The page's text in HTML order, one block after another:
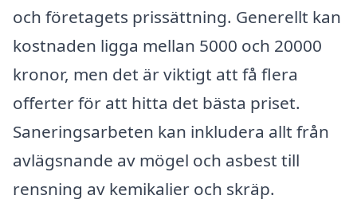
och företagets prissättning. Generellt kan
kostnaden ligga mellan 5000 och 20000
kronor, men det är viktigt att få flera
offerter för att hitta det bästa priset.
Saneringsarbeten kan inkludera allt från
avlägsnande av mögel och asbest till
rensning av kemikalier och skräp.